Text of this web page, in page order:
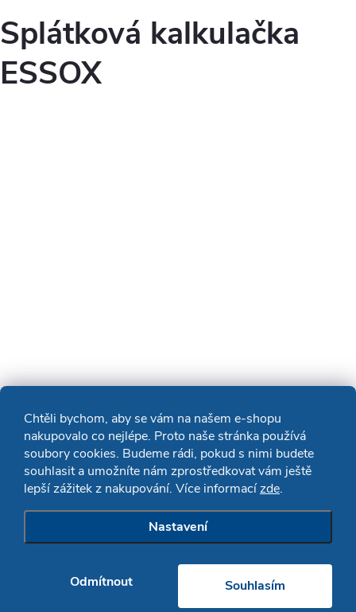
Chtěli bychom, aby se vám na našem e-shopu
nakupovalo co nejlépe. Proto naše stránka používá
soubory cookies. Budeme rádi, pokud s nimi budete
souhlasit a umožníte nám zprostředkovat vám ještě
lepší zážitek z nakupování. Více informacízde.
Nastavení
Odmítnout Souhlasím
Splátková kalkulačka
ESSOX